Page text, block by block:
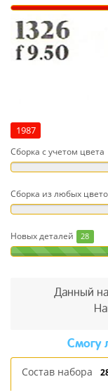
1987
Сборка с учетом цвета
Сборка из любых
Новых деталей 28
Данный
Cмогу
Состав набора